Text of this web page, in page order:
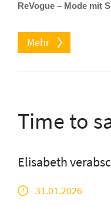
ReVogue – Mode mit
Mehr
Time to
Elisabeth
31.01.2026